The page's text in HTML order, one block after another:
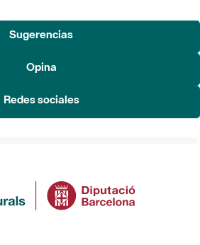
Sugerencias
Opina
Redes sociales